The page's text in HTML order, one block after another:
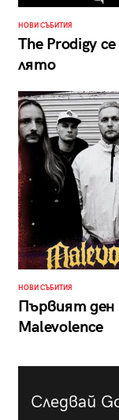
НОВИ СЪБИТИЯ
The Prodigy
лято
НОВИ СЪБИТИЯ
Първият ден
Malevolence
Следвай